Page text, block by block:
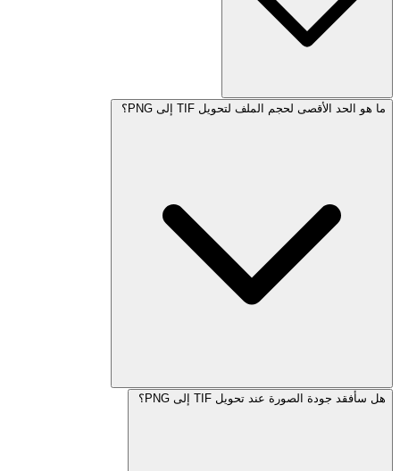
ما هو الحد الأقصى لحجم الملف لتحويل TIF إلى PNG؟
هل سأفقد جودة الصورة عند تحويل TIF إلى PNG؟